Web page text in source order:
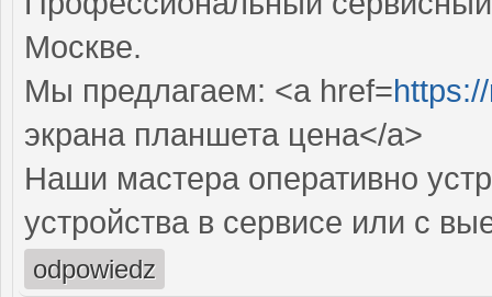
Москве.
Мы предлагаем: <a href=
экрана планшета цена</a>
Наши мастера оперативно
устройства в сервисе или с
odpowiedz